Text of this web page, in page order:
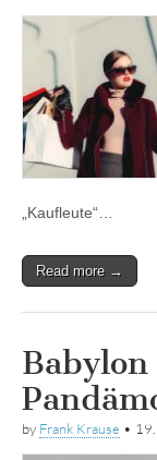
„Kaufleute“…
Read more →
by Frank Krause •